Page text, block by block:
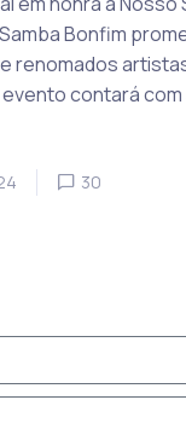
Bonfim
renomados
evento contará
30